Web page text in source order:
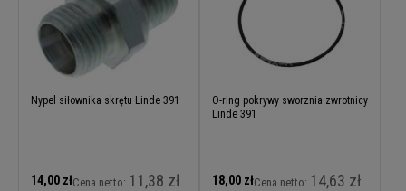
Nypel siłownika skrętu Linde 391
14,00 złCena netto: 11,38 zł
O-ring pokrywy sworznia zwrotnicy
Linde 391
18,00 złCena netto: 14,63 zł